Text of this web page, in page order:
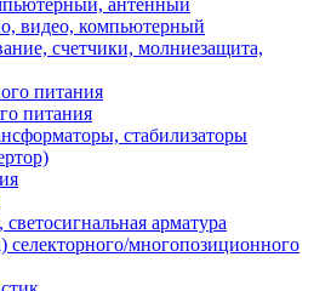
антенный
видео, компьютерный
счетчики, молниезащита,
питания
питания
стабилизаторы
арматура
селекторного/многопозиционного